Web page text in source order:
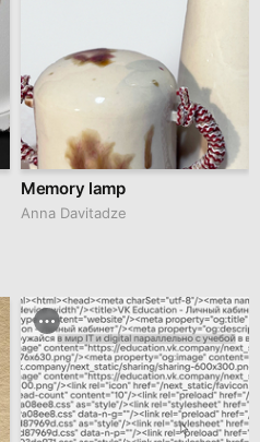
Memory lamp
Anna Davitadze